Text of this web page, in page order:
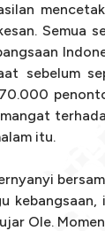
Semua
sebelum
itu.
kebangsaan,
Ole.